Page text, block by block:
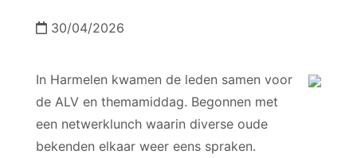
30/04/2026
In Harmelen kwamen de leden samen voor
de ALV en themamiddag. Begonnen met
een netwerklunch waarin diverse oude
bekenden elkaar weer eens spraken.